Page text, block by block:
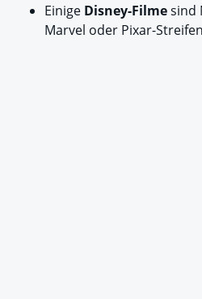
Einige Disney-Filmesind
Marvel oder Pixar-